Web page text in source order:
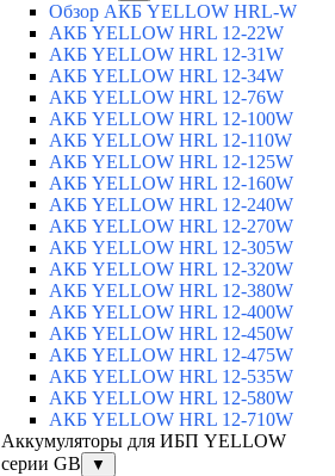
Обзор АКБ YELLOW HRL-W
АКБ YELLOW HRL 12-22W
АКБ YELLOW HRL 12-31W
АКБ YELLOW HRL 12-34W
АКБ YELLOW HRL 12-76W
АКБ YELLOW HRL 12-100W
АКБ YELLOW HRL 12-110W
АКБ YELLOW HRL 12-125W
АКБ YELLOW HRL 12-160W
АКБ YELLOW HRL 12-240W
АКБ YELLOW HRL 12-270W
АКБ YELLOW HRL 12-305W
АКБ YELLOW HRL 12-320W
АКБ YELLOW HRL 12-380W
АКБ YELLOW HRL 12-400W
АКБ YELLOW HRL 12-450W
АКБ YELLOW HRL 12-475W
АКБ YELLOW HRL 12-535W
АКБ YELLOW HRL 12-580W
АКБ YELLOW HRL 12-710W
Аккумуляторы для ИБП YELLOW
серии GB
▼